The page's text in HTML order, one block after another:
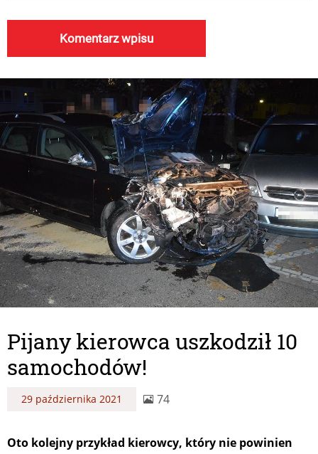
Pijany kierowca uszkodził 10
samochodów!
29 października 2021 74
Oto kolejny przykład kierowcy, który nie powinien